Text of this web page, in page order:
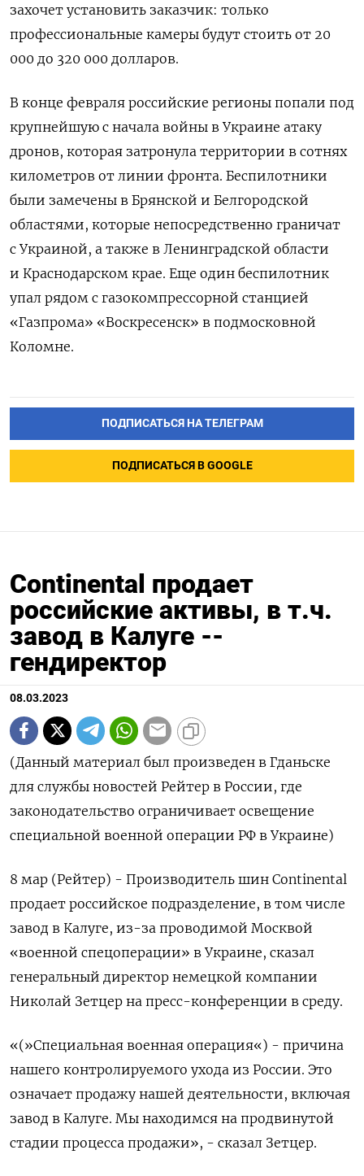
захочет установить заказчик: только
профессиональные камеры будут стоить от 20
000 до 320 000 долларов.
В конце февраля российские регионы попали под
крупнейшую с начала войны в Украине атаку
дронов, которая затронула территории в сотнях
километров от линии фронта. Беспилотники
были замечены в Брянской и Белгородской
областями, которые непосредственно граничат
с Украиной, а также в Ленинградской области
и Краснодарском крае. Еще один беспилотник
упал рядом с газокомпрессорной станцией
«Газпрома» «Воскресенск» в подмосковной
Коломне.
ПОДПИСАТЬСЯ НА ТЕЛЕГРАМ
ПОДПИСАТЬСЯ В GOOGLE
Continental продает
российские активы, в т.ч.
завод в Калуге --
гендиректор
08.03.2023
(Данный материал был произведен в Гданьске
для службы новостей Рейтер в России, где
законодательство ограничивает освещение
специальной военной операции РФ в Украине)
8 мар (Рейтер) - Производитель шин Continental
продает российское подразделение, в том числе
завод в Калуге, из-за проводимой Москвой
«военной спецоперации» в Украине, сказал
генеральный директор немецкой компании
Николай Зетцер на пресс-конференции в среду.
«(»Специальная военная операция«) - причина
нашего контролируемого ухода из России. Это
означает продажу нашей деятельности, включая
завод в Калуге. Мы находимся на продвинутой
стадии процесса продажи», - сказал Зетцер.